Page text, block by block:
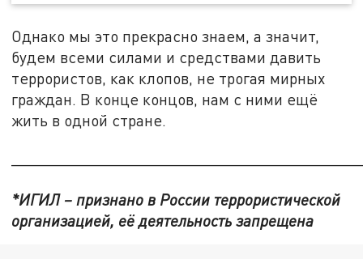
Однако мы это прекрасно знаем, а значит,
будем всеми силами и средствами давить
террористов, как клопов, не трогая мирных
граждан. В конце концов, нам с ними ещё
жить в одной стране.
*ИГИЛ – признано в России террористической
организацией, её деятельность запрещена